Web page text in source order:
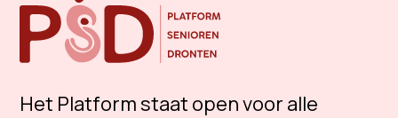
Het Platform staat open voor alle